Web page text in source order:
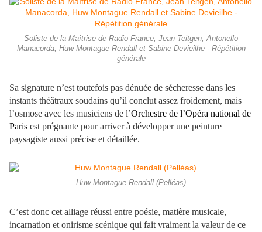
Soliste de la Maîtrise de Radio France, Jean Teitgen, Antonello
Manacorda, Huw Montague Rendall et Sabine Devieilhe - Répétition
générale
Sa signature n’est toutefois pas dénuée de sécheresse dans les
instants théâtraux soudains qu’il conclut assez froidement, mais
l’osmose avec les musiciens de l’Orchestre de l’Opéra national de
Paris est prégnante pour arriver à développer une peinture
paysagiste aussi précise et détaillée.
Huw Montague Rendall (Pelléas)
C’est donc cet alliage réussi entre poésie, matière musicale,
incarnation et onirisme scénique qui fait vraiment la valeur de ce